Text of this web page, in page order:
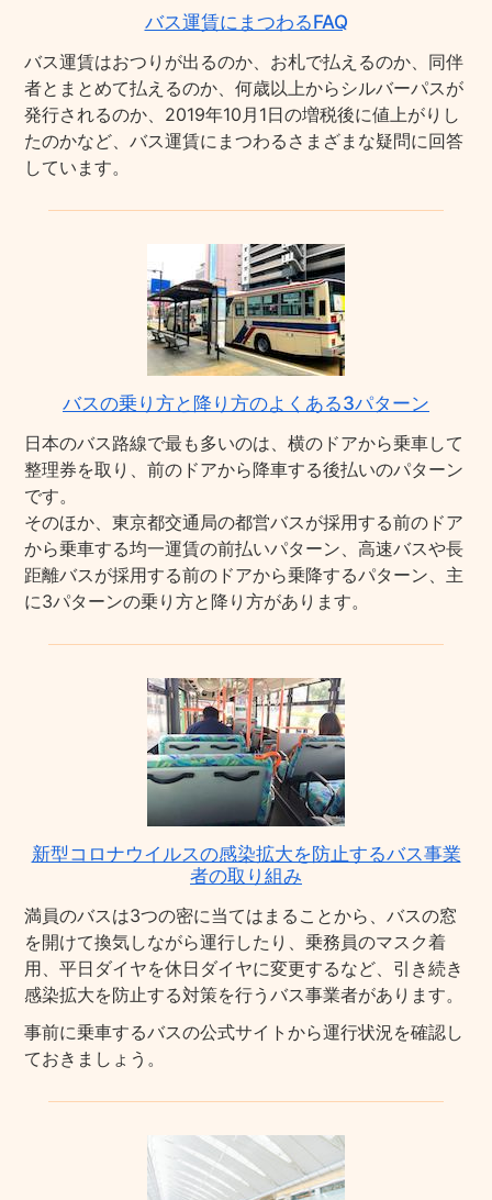
バス運賃にまつわるFAQ
バス運賃はおつりが出るのか、お札で払えるのか、同伴
者とまとめて払えるのか、何歳以上からシルバーパスが
発行されるのか、2019年10月1日の増税後に値上がりし
たのかなど、バス運賃にまつわるさまざまな疑問に回答
しています。
バスの乗り方と降り方のよくある3パターン
日本のバス路線で最も多いのは、横のドアから乗車して
整理券を取り、前のドアから降車する後払いのパターン
です。
そのほか、東京都交通局の都営バスが採用する前のドア
から乗車する均一運賃の前払いパターン、高速バスや長
距離バスが採用する前のドアから乗降するパターン、主
に3パターンの乗り方と降り方があります。
新型コロナウイルスの感染拡大を防止するバス事業
者の取り組み
満員のバスは3つの密に当てはまることから、バスの窓
を開けて換気しながら運行したり、乗務員のマスク着
用、平日ダイヤを休日ダイヤに変更するなど、引き続き
感染拡大を防止する対策を行うバス事業者があります。
事前に乗車するバスの公式サイトから運行状況を確認し
ておきましょう。